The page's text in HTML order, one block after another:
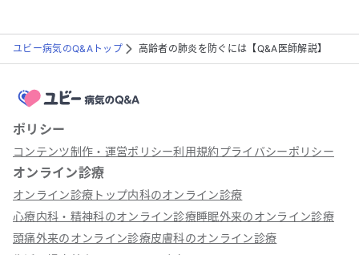
ユビー病気のQ&Aトップ 高齢者の肺炎を防ぐには【Q&A医師解説】
ポリシー
コンテンツ制作・運営ポリシー利用規約プライバシーポリシー
オンライン診療
オンライン診療トップ内科のオンライン診療
心療内科・精神科のオンライン診療睡眠外来のオンライン診療
頭痛外来のオンライン診療皮膚科のオンライン診療